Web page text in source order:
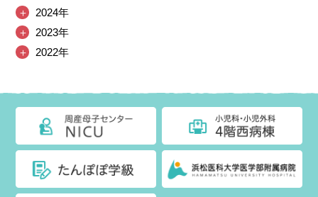
＋
2024年
＋
2023年
＋
2022年